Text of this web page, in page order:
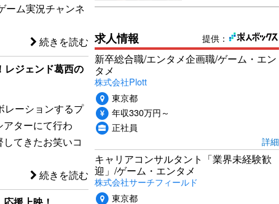
ーム実況チャンネ
続きを読む
レジェンド葛西の
レーションするプ
ターにて行わ
てきたお笑いコ
続きを読む
提供：
求人情報
新卒総合職/エンタメ企画職/ゲーム・エン
タメ
株式会社Plott
東京都
年収330万円～
正社員
詳細
キャリアコンサルタント「業界未経験歓
迎」/ゲーム・エンタメ
株式会社サーチフィールド
東京都